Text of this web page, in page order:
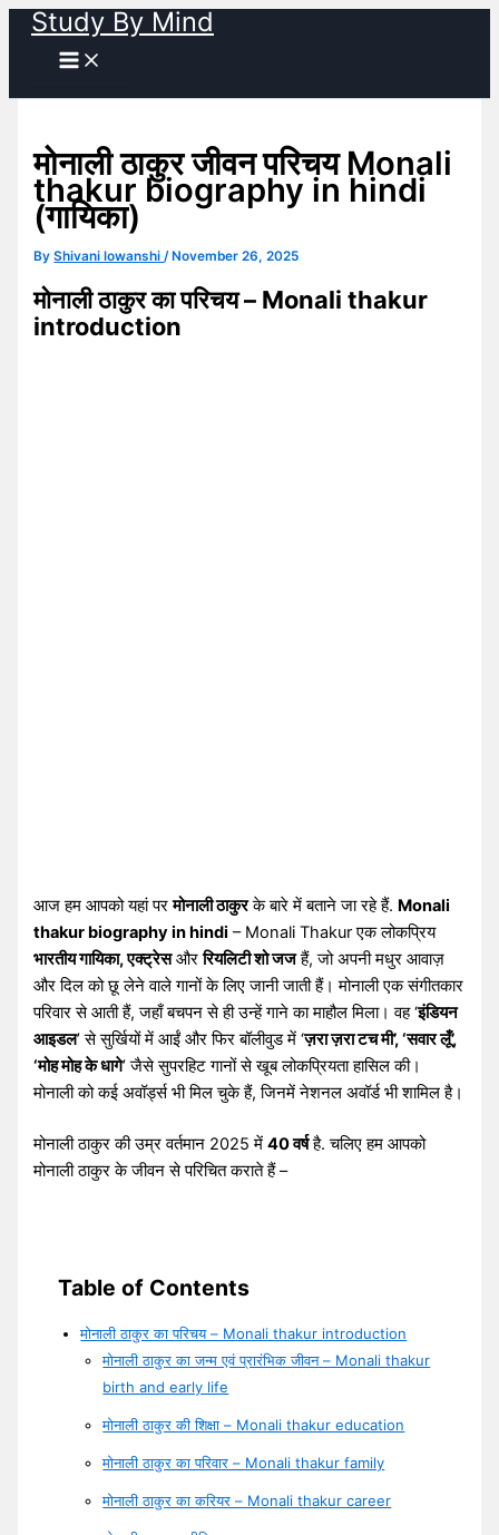
Skip
content
Study By Mind
मोनाली ठाकुर जीवन परिचय Monali
thakur biography in hindi
(गायिका)
ByShivani lowanshi/ November 26, 2025
मोनाली ठाकुर का परिचय – Monali thakur
introduction
आज हम आपको यहां परमोनाली ठाकुरके बारे में बताने जा रहे हैं. Monali
thakur biography in hindi – Monali Thakur एक लोकप्रिय
भारतीय गायिका, एक्ट्रेसऔररियलिटी शो जजहैं, जो अपनी मधुर आवाज़
और दिल को छू लेने वाले गानों के लिए जानी जाती हैं। मोनाली एक संगीतकार
परिवार से आती हैं, जहाँ बचपन से ही उन्हें गाने का माहौल मिला। वह ‘इंडियन
आइडल’ से सुर्खियों में आईं और फिर बॉलीवुड में ‘ज़रा ज़रा टच मी’, ‘सवार लूँ’,
‘मोह मोह के धागे’ जैसे सुपरहिट गानों से खूब लोकप्रियता हासिल की।
मोनाली को कई अवॉर्ड्स भी मिल चुके हैं, जिनमें नेशनल अवॉर्ड भी शामिल है।
मोनाली ठाकुर की उम्र वर्तमान 2025 में40 वर्षहै. चलिए हम आपको
मोनाली ठाकुर के जीवन से परिचित कराते हैं –
Table of Contents
मोनाली ठाकुर का परिचय – Monali thakur introduction
मोनाली ठाकुर का जन्म एवं प्रारंभिक जीवन – Monali thakur
birth and early life
मोनाली ठाकुर की शिक्षा – Monali thakur education
मोनाली ठाकुर का परिवार – Monali thakur family
मोनाली ठाकुर का करियर – Monali thakur career